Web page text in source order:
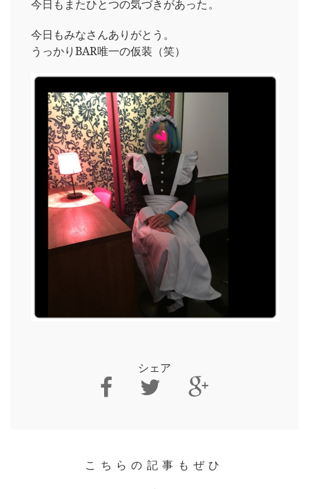
今日もまたひとつの気づきがあった。
今日もみなさんありがとう。
うっかりBAR唯一の仮装（笑）
シェア
こちらの記事もぜひ